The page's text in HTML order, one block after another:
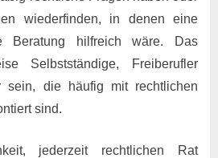
wiederfinden, in denen eine
Beratung hilfreich wäre. Das
Selbstständige, Freiberufler
sein, die häufig mit rechtlichen
sind.
jederzeit rechtlichen Rat